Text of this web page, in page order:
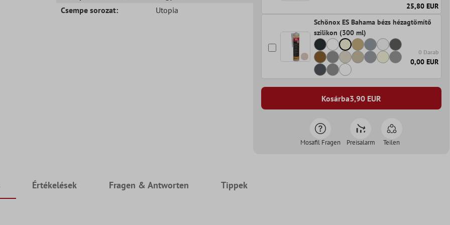
Csempe sorozat:
Utopia
25,80 EUR
Schönox ES Bahama bézs hézagtömítő
szilikon (300 ml)
0 Darab
0,00 EUR
Kosárba3,90EUR
Mosafil Fragen Preisalarm Teilen
Értékelések Fragen & Antworten Tippek